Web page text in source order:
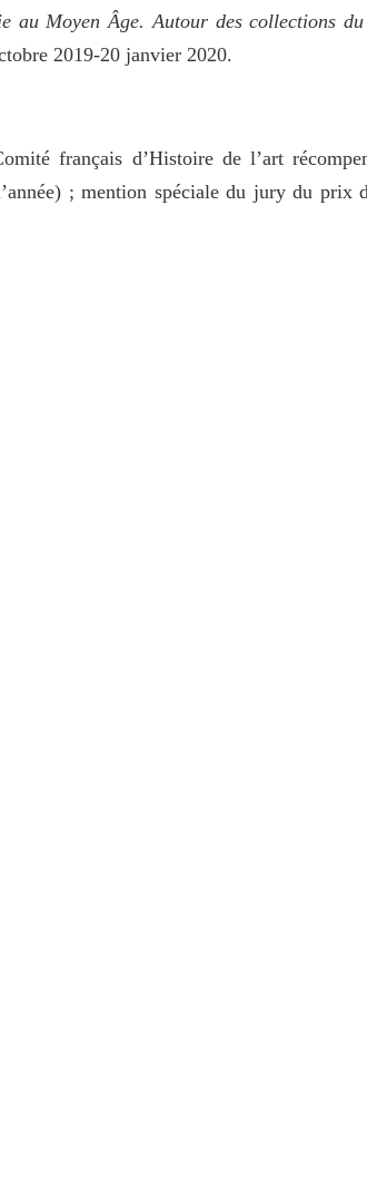
au Moyen Âge. Autour des collections
2019-20 janvier 2020.
français d’Histoire de l’art
; mention spéciale du jury du prix